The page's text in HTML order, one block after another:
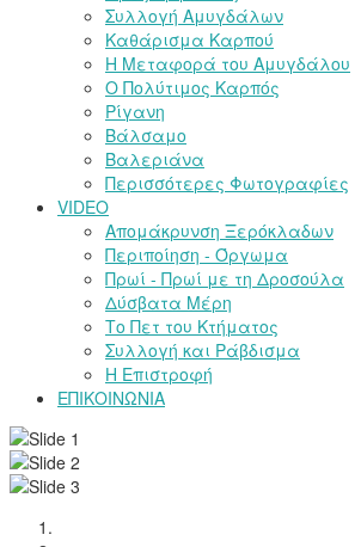
Συλλογή Αμυγδάλων
Καθάρισμα Καρπού
Η Μεταφορά του Αμυγδάλου
Ο Πολύτιμος Καρπός
Ρίγανη
Βάλσαμο
Βαλεριάνα
Περισσότερες Φωτογραφίες
VIDEO
Απομάκρυνση Ξερόκλαδων
Περιποίηση - Όργωμα
Πρωί - Πρωί με τη Δροσούλα
Δύσβατα Μέρη
Το Πετ του Κτήματος
Συλλογή και Ράβδισμα
Η Επιστροφή
ΕΠΙΚΟΙΝΩΝΙΑ